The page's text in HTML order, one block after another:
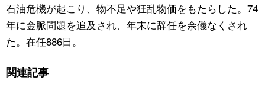
石油危機が起こり、物不足や狂乱物価をもたらした。74
年に金脈問題を追及され、年末に辞任を余儀なくされ
た。在任886日。
関連記事